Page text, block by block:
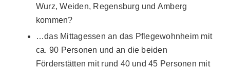
Wurz, Weiden, Regensburg und Amberg
kommen?
…das Mittagessen an das Pflegewohnheim mit
ca. 90 Personen und an die beiden
Förderstätten mit rund 40 und 45 Personen mit